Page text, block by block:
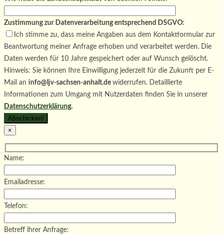
Zustimmung zur Datenverarbeitung entsprechend DSGVO:
Ich stimme zu, dass meine Angaben aus dem Kontaktformular zur
Beantwortung meiner Anfrage erhoben und verarbeitet werden. Die
Daten werden für 10 Jahre gespeichert oder auf Wunsch gelöscht.
Hinweis: Sie können Ihre Einwilligung jederzeit für die Zukunft per E-
Mail an info@ljv-sachsen-anhalt.de widerrufen. Detaillierte
Informationen zum Umgang mit Nutzerdaten finden Sie in unserer
Datenschutzerklärung.
×
Name:
Emailadresse:
Telefon:
Betreff ihrer Anfrage: